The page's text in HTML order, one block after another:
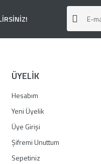
Gönder
ÜYELİK
Hesabım
Yeni Üyelik
Üye Girişi
Şifremi Unuttum
Sepetiniz